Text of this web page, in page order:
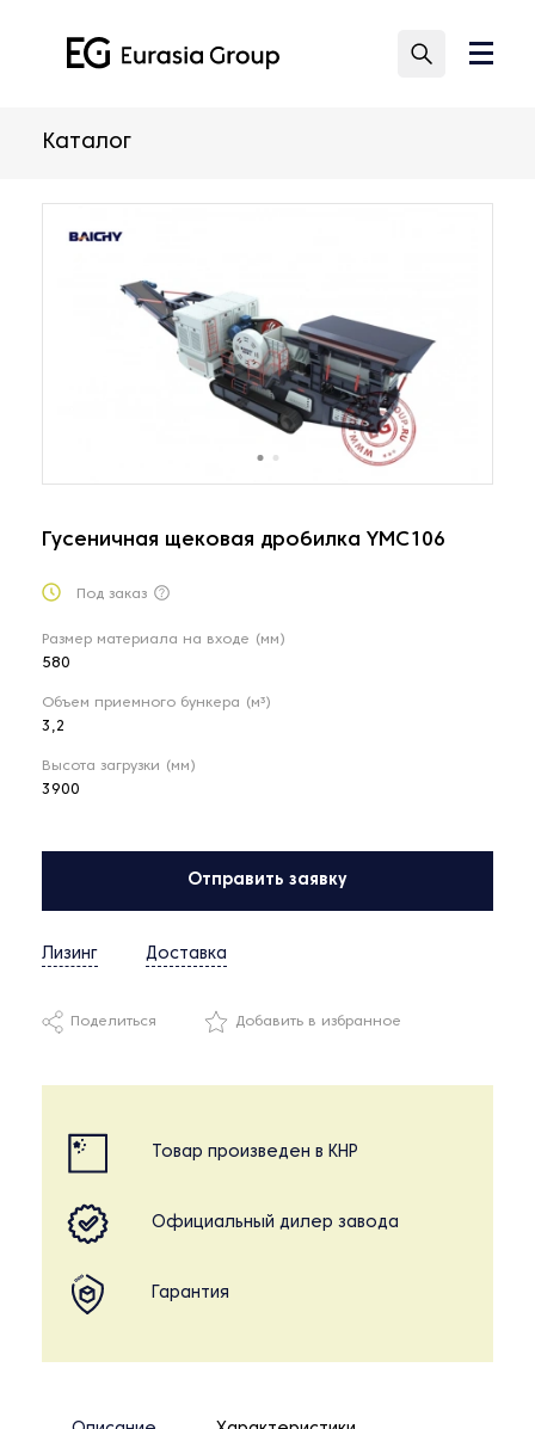
Каталог
Гусеничная щековая дробилка YMC106
Под заказ
Размер материала на входе (мм)
580
Объем приемного бункера (м³)
3,2
Высота загрузки (мм)
3900
Отправить заявку
Лизинг Доставка
Поделиться Добавить в избранное
Товар произведен в КНР
Официальный дилер завода
Гарантия